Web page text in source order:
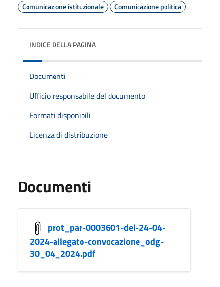
Comunicazione istituzionale
Comunicazione politica
INDICE DELLA PAGINA
Documenti
Ufficio responsabile del documento
Formati disponibili
Licenza di distribuzione
Documenti
prot_par-0003601-del-24-04-
2024-allegato-convocazione_odg-
30_04_2024.pdf